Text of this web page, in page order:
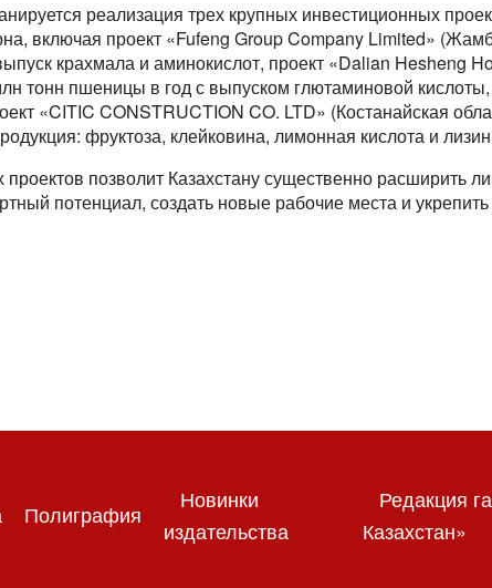
реализация трех крупных инвестиционных
включая проект «Fufeng Group Company Limited»
крахмала и аминокислот, проект «Dalian Hesheng
тонн пшеницы в год с выпуском глютаминовой
«CITIC CONSTRUCTION CO. LTD» (Костанайская
фруктоза, клейковина, лимонная кислота и
проектов позволит Казахстану существенно расширить
потенциал, создать новые рабочие места и
Полиграфия
Новинки
издательства
Редакция
Казахстан»